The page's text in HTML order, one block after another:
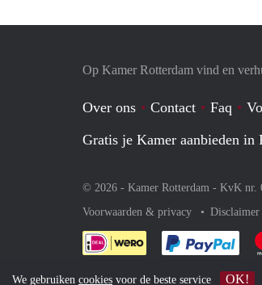
Op Kamer Rotterdam vind en
Over ons Contact Faq
Gratis je Kamer aanbieden in
© 2026 - Kamer Rotterdam - KvK nr.
Voorwaarden & privacy
Disclaimer
Je
We gebruiken cookies voor de beste service OK!